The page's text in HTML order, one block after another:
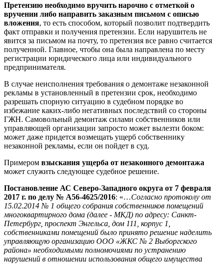
Претензию необходимо вручить нарочно с отметкой о
вручении либо направить заказным письмом с описью
вложения, то есть способом, который позволит подтвердить
факт отправки и получения претензии. Если нарушитель не
явится за письмом на почту, то претензия все равно считается
полученной. Главное, чтобы она была направлена по месту
регистрации юридического лица или индивидуального
предпринимателя.
В случае неисполнения требования о демонтаже незаконной
рекламы в установленный в претензии срок, необходимо
разрешать спорную ситуацию в судебном порядке во
избежание каких-либо негативных последствий со стороны
ГЖН. Самовольный демонтаж силами собственников или
управляющей организации запросто может вылезти боком:
может даже придется возмещать ущерб собственнику
незаконной рекламы, если он пойдет в суд.
Примером взыскания ущерба от незаконного демонтажа
может служить следующее судебное решение.
Постановление АС Северо-Западного округа от 7 февраля
2017 г. по делу № А56-4625/2016: «…Согласно протоколу от
15.02.2014 № 1 общего собрания собственников помещений
многоквартирного дома (далее - МКД) по адресу: Санкт-
Петербург, проспект Энгельса, дом 111, корпус 1,
собственниками помещений было принято решение наделить
управляющую организацию ООО «ЖКС № 2 Выборгского
района» необходимыми полномочиями по устранению
нарушений в отношении использования общего имущества